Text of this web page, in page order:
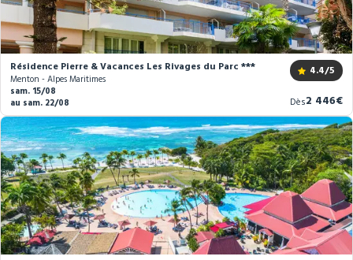
Résidence Pierre & Vacances Les Rivages du Parc ***
Menton - Alpes Maritimes
4.4/5
sam. 15/08
au sam. 22/08
DèsNouveau
prix
2 446€